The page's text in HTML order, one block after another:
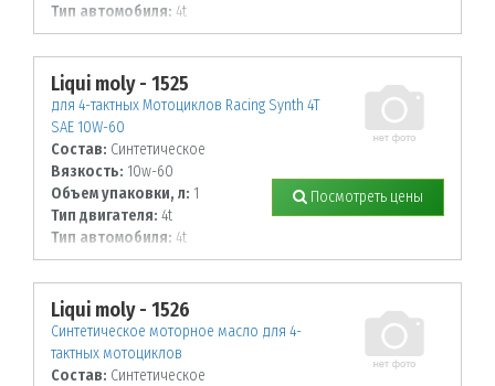
Тип автомобиля: 4t
Liqui moly - 1525
для 4-тактных Мотоциклов Racing Synth 4T
SAE 10W-60
Состав: Синтетическое
Вязкость: 10w-60
Объем упаковки, л: 1
Тип двигателя: 4t
Тип автомобиля: 4t
Посмотреть цены
Liqui moly - 1526
Синтетическое моторное масло для 4-
тактных мотоциклов
Состав: Синтетическое